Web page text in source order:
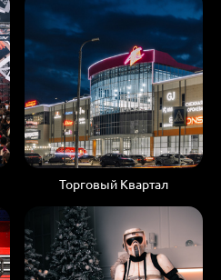
Торговый Квартал